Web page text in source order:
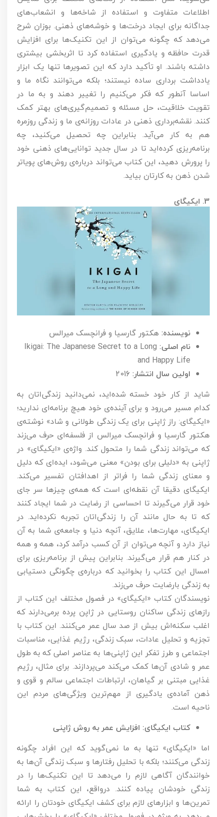
اطلاعات متفاوت و استفاده از شاخه‌ها و انشعاب‌های
جداگانه برای ایجاد درخت‌ها و خوشه‌های ذهنی. بوزان شرح
می‌دهد که چگونه می‌توان از این تکنیک‌ها برای افزایش
قدرت حافظه و یادگیری استفاده کرد تا اثربخشی بیشتری
داشته باشند. او تأکید دارد که این تصویرها تنها یک ابزار
یادداشت برداری ساده نیستند؛ بلکه می‌توانند نگاه ما و
اساسا آنطور که فکر می‌کنیم را تغییر دهند و به ما در
تقویت خلاقیت، حل مسئله و تصمیم‌گیری‌های بهتر کمک
کنند. نقشه‌برداری ذهنی در عادات روزانه‌ی ما و زندگی روزمره
هم به کار می‌آید. بنابراین چه تحصیل می‌کنید، چه
برنامه‌ریزی کرده‌اید تا در سال جدید توانایی‌های ذهنی خود
را پرورش دهید، این کتاب می‌تواند درباره‌ی روش‌های پویاتر
شدن ذهن به کارتان بیاید.
3. ایکیگای
نویسنده: هکتور گارسیا و فرانچسک میرالس
نام اصلی: Ikigai: The Japanese Secret to a Long
and Happy Life
اولین سال انتشار:
شاید از کار خود خسته شده‌اید، نمی‌دانید زندگی‌اتان به
کدام مسیر می‌رود و برای آینده‌ی خود هیچ برنامه‌ای ندارید؛
«ایکیگای: راز ژاپنی برای یک زندگی طولانی و شاد» نوشته‌ی
هکتور گارسیا و فرانچسک میرالس از فلسفه‌ای حرف می‌زند
که می‌تواند زندگی شما را متحول کند. واژه‌ی «ایکیگای» در
ژاپنی به «دلیلی برای بودن» معنی می‌شود، ایده‌ای که دلیل
و معنای زندگی شما را فراتر از اهدافتان تفسیر می‌کند.
ایکیگای دقیقا آن نقطه‌ای است که همه‌ی چیزها سر جای
خود قرار می‌گیرند تا احساسی از رضایت در شما ایجاد کنند
که تا به حال مانند آن را زندگی‌اتان تجربه نکرده‌اید. در
ایکیگای، مهارت‌ها، علایق، آنچه دنیا و جامعه‌ی شما به آن
نیاز دارد و آنچه می‌توان از آن کسب درآمد کرد، همه و همه
در کنار هم قرار می‌گیرند. بنابراین پیش از برنامه‌ریزی برای
امسال این کتاب را بخوانید که درباره‌ی چگونگی دستیابی
به زندگی بارضایت حرف می‌زند.
نویسندگان کتاب «ایکیگای» در فصول مختلف این کتاب از
رازهای زندگی ساکنان روستایی در ژاپن پرده برمی‌دارند که
اغلب سکنه‌اش بیش از صد سال عمر می‌کنند. این کتاب با
تجزیه و تحلیل عادات، سبک زندگی، رژیم غذایی، مناسبات
اجتماعی و طرز تفکر این ژاپنی‌ها به عناصر اصلی که به طول
عمر و شادی آن‌ها کمک می‌کند می‌پردازند. برای مثال، رژیم
غذایی مبتنی بر گیاهان، ارتباطات اجتماعی سالم و قوی و
ذهن آماده‌ی یادگیری از مهم‌ترین ویژگی‌های مردم این
ناحیه است.
کتاب ایکیگای: افزایش عمر به روش ژاپنی
اما «ایکیگای» تنها به ما نمی‌گوید که این افراد چگونه
زندگی می‌کنند؛ بلکه با تحلیل رفتارها و سبک زندگی آن‌ها به
خوانندگان آگاهی لازم را می‌دهد تا این تکنیک‌ها را در
زندگی خودشان پیاده کنند. درواقع، این کتاب به شما
تمرین‌ها و ابزارهای لازم برای کشف ایکیگای خودتان را ارائه